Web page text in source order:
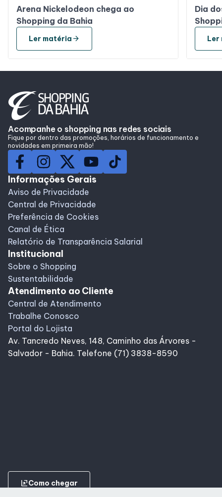
Arena Nickelodeon chega ao
Shopping da Bahia
Ler matéria arrow_forward
Dia
Ler
Acompanhe o shopping nas redes sociais
Fique por dentro das promoções, horários de funcionamento e
novidades em primeira mão!
Informações Gerais
Aviso de Privacidade
Central de Privacidade
Preferência de Cookies
Canal de Ética
Relatório de Transparência Salarial
Institucional
Sobre o Shopping
Sustentabilidade
Atendimento ao Cliente
Central de Atendimento
Trabalhe Conosco
Portal do Lojista
Av. Tancredo Neves, 148, Caminho das Árvores -
Salvador - Bahia. Telefone (71) 3838-8590
ungroupComo chegar